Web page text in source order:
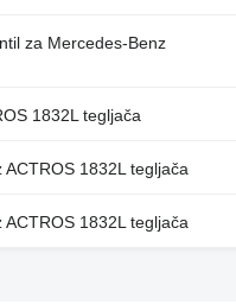
za Mercedes-Benz
1832L tegljača
1832L tegljača
1832L tegljača